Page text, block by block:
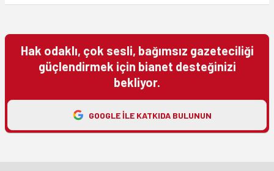
Hak odaklı, çok sesli, bağımsız gazeteciliği
güçlendirmek için bianet desteğinizi
bekliyor.
GOOGLE ILE KATKIDA BULUNUN